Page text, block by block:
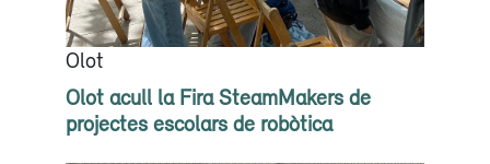
Olot
Olot acull la Fira SteamMakers de
projectes escolars de robòtica